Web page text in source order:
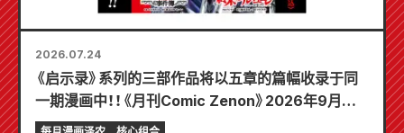
2026.07.24
《启示录》系列的三部作品将以五章的篇幅收录于同
一期漫画中！！《月刊Comic Zenon》2026年9月刊
将于7月24日发售！！